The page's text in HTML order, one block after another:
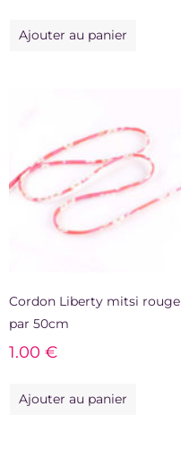
Ajouter au panier
Cordon Liberty mitsi rouge
par 50cm
1.00 €
Ajouter au panier